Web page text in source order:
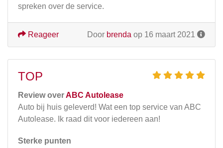
spreken over de service.
Door brenda op 16 maart 2021
Reageer
TOP
Review overABC Autolease
Auto bij huis geleverd! Wat een top service van ABC
Autolease. Ik raad dit voor iedereen aan!
Sterke punten